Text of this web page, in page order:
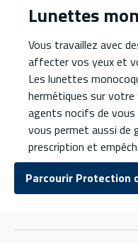
Lunettes
Vous travaillez avec
affecter vos yeux et
Les lunettes
hermétiques sur
agents nocifs de
vous permet aussi de
prescription et
Parcourir Protection